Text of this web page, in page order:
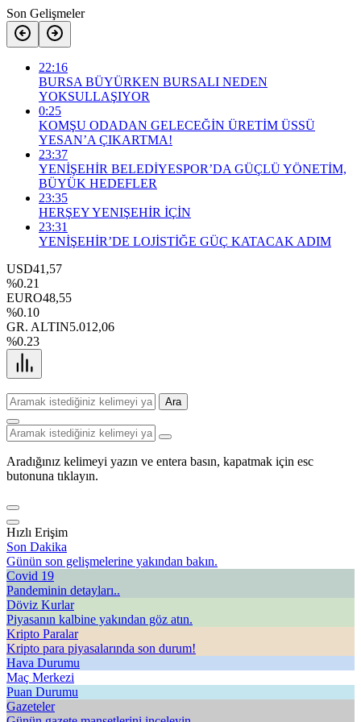
Son Gelişmeler
22:16
BURSA BÜYÜRKEN BURSALI NEDEN
YOKSULLAŞIYOR
0:25
KOMŞU ODADAN GELECEĞİN ÜRETİM ÜSSÜ
YESAN’A ÇIKARTMA!
23:37
YENİŞEHİR BELEDİYESPOR’DA GÜÇLÜ YÖNETİM,
BÜYÜK HEDEFLER
23:35
HERŞEY YENIŞEHİR İÇİN
23:31
YENİŞEHİR’DE LOJİSTİĞE GÜÇ KATACAK ADIM
USD41,57
%0.21
EURO48,55
%0.10
GR. ALTIN5.012,06
%0.23
Ara
Aradığınız kelimeyi yazın ve entera basın, kapatmak için esc
butonuna tıklayın.
Hızlı Erişim
Son Dakika
Günün son gelişmelerine yakından bakın.
Covid 19
Pandeminin detayları..
Döviz Kurlar
Piyasanın kalbine yakından göz atın.
Kripto Paralar
Kripto para piyasalarında son durum!
Hava Durumu
Maç Merkezi
Puan Durumu
Gazeteler